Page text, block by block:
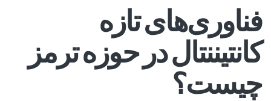
فناوری‌های تازه
کانتیننتال در حوزه ترمز
چیست؟